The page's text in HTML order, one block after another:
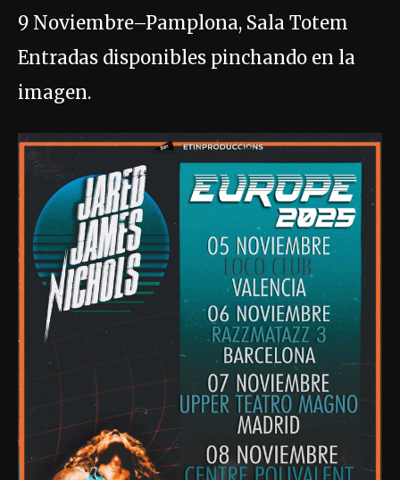
9 Noviembre–Pamplona, Sala Totem
Entradas disponibles pinchando en la
imagen.